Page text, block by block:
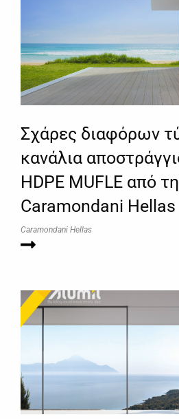
Σχάρες διαφόρων
κανάλια
HDPE MUFLE από
Caramondani Hellas
Caramondani Hellas